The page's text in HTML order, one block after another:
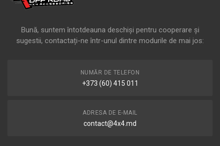
Bună, suntem întotdeauna deschiși pentru cooperare și
sugestii, contactați-ne într-unul dintre modurile de mai jos:
NUMĂR DE TELEFON
+373 (60) 415 011
ADRESA DE E-MAIL
contact@4x4.md